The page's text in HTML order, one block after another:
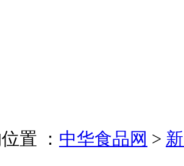
置 ： 中华食品网 >